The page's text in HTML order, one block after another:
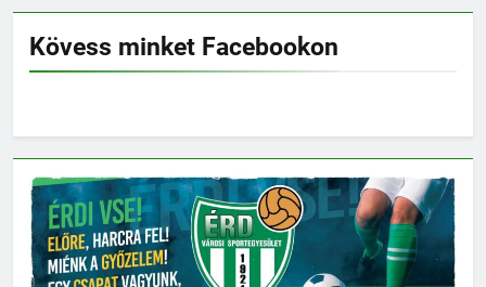
Kövess minket Facebookon